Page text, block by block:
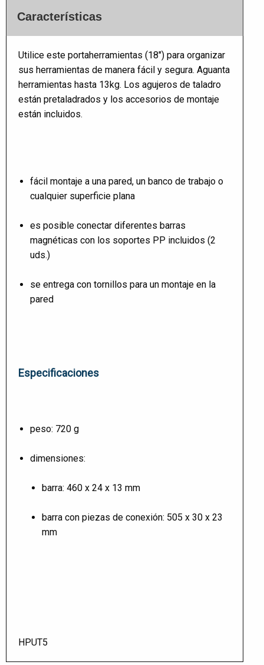
Características
Utilice este portaherramientas (18") para organizar
sus herramientas de manera fácil y segura. Aguanta
herramientas hasta 13kg. Los agujeros de taladro
están pretaladrados y los accesorios de montaje
están incluidos.
fácil montaje a una pared, un banco de trabajo o
cualquier superficie plana
es posible conectar diferentes barras
magnéticas con los soportes PP incluidos (2
uds.)
se entrega con tornillos para un montaje en la
pared
Especificaciones
peso: 720 g
dimensiones:
barra: 460 x 24 x 13 mm
barra con piezas de conexión: 505 x 30 x 23
mm
HPUT5